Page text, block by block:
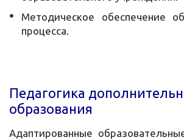
Методическое обеспечение
процесса.
Педагогика
образования
Адаптированные